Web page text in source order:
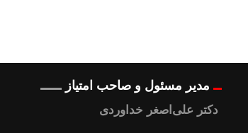
مدیر مسئول و صاحب امتیاز
دکتر علی‌اصغر خداوردی